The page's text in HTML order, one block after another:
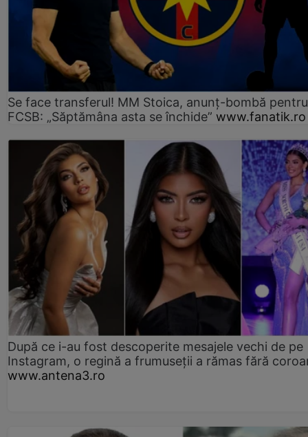
Se face transferul! MM Stoica, anunț-bombă
FCSB: „Săptămâna asta se închide” www.fanatik.ro
După ce i-au fost descoperite mesajele vechi de pe
Instagram, o regină a frumuseții a rămas fără
www.antena3.ro